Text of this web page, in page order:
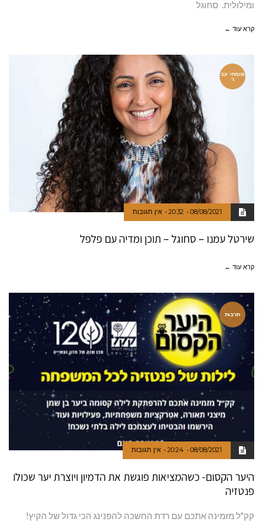
ומילולית. סחוגל
קרא עוד ←
מומחי עב
ר
08/08/2021
20:32 אין תגובות
שירטל עמנו – סחוגל – תוכן ומדיה עם פלפל
קרא עוד ←
תרבות
08/08/2021
20:24 אין תגובות
היער הקסום- כשהמציאות פוגשת את הדמיון ויוצרת יער שכולו
פנטזיה
קק"ל מזמינה אתכם עם רדת החשכה להפנינג הכי גדול של הקיץ!